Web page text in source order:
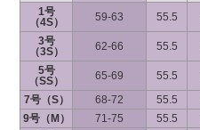
1号
（4S）
59-63 55.5
3号
（3S）
62-66 55.5
5号
（SS）
65-69 55.5
7号（S）
68-72 55.5
9号（M）
71-75 55.5